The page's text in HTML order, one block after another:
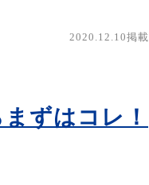
2020.12.10掲載
ずはコレ！